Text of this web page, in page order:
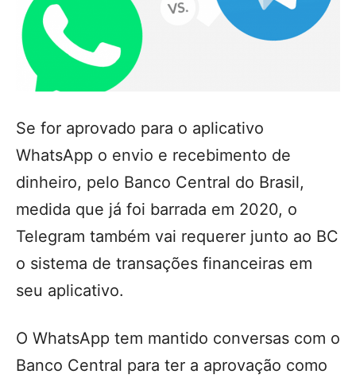
Se for aprovado para o aplicativo
WhatsApp o envio e recebimento de
dinheiro, pelo Banco Central do Brasil,
medida que já foi barrada em 2020, o
Telegram também vai requerer junto ao BC
o sistema de transações financeiras em
seu aplicativo.
O WhatsApp tem mantido conversas com o
Banco Central para ter a aprovação como